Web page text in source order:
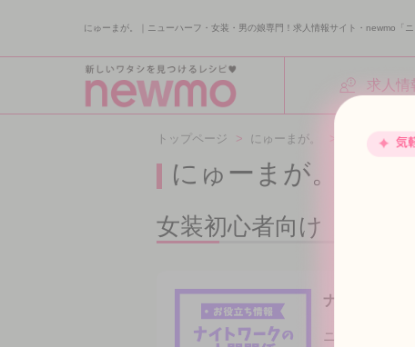
にゅーまが。｜ニューハーフ・女装・男の娘専門！求人情報サイト・newmo「ニ
求人情
トップページ > にゅーまが。 女装初心者
にゅーまが。
女装初心者向け
ナイトワーク
ニューハーフ